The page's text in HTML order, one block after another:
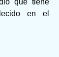
que tiene
en el